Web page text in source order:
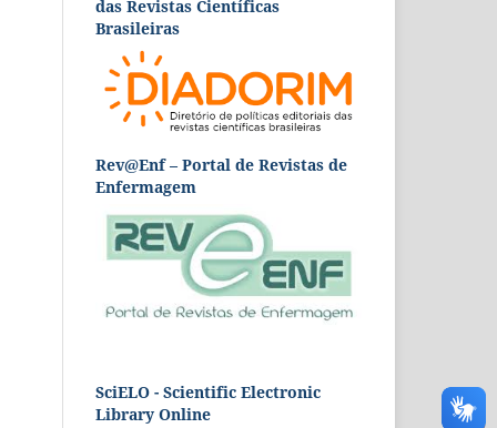
das Revistas Científicas
Brasileiras
Rev@Enf – Portal de Revistas de
Enfermagem
SciELO - Scientific Electronic
Library Online